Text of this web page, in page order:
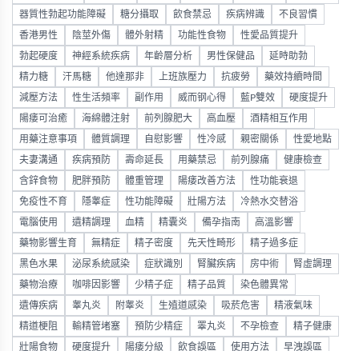
器質性勃起功能障礙 糖分攝取 飲食禁忌 疾病辨識 不良習慣
香港男性 陰莖外傷 體外射精 功能性食物 性愛品質提升
勃起硬度 神經系統疾病 年齡層分析 男性保健品 延時助勃
精力糖 汗馬糖 他達那非 上班族壓力 抗疲勞 藥效持續時間
減壓方法 性生活頻率 副作用 威而钢心得 藍P雙效 硬度提升
陽痿可治癒 海綿體注射 前列腺肥大 高血壓 酒精相互作用
用藥注意事項 體質調理 自慰影響 性冷感 親密關係 性愛地點
夫妻溝通 疾病預防 壽命延長 用藥禁忌 前列腺痛 健康檢查
含鋅食物 肥胖預防 體重管理 陽痿改善方法 性功能衰退
免疫性不育 隱睾症 性功能障礙 壯陽方法 冷熱水交替浴
電腦使用 遺精調理 血精 精囊炎 備孕指南 高溫影響
藥物影響生育 無精症 精子密度 先天性畸形 精子過多症
黑色水果 泌尿系統感染 症狀識別 腎臟疾病 房中術 腎虛調理
藥物治療 咖啡因影響 少精子症 精子品質 染色體異常
遺傳疾病 睾丸炎 附睾炎 生殖道感染 吸菸危害 精液氣味
精道梗阻 輸精管堵塞 預防少精症 睪丸炎 不孕檢查 精子健康
壯陽食物 硬度提升 陽痿分級 飲食誤區 使用方法 早洩誤區